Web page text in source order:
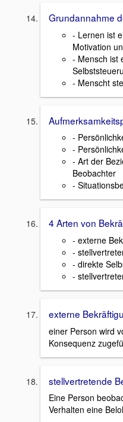
Grundannahme
- Lernen ist
Motivation
- Mensch ist
- Menscht
-
-
- Art der
Beobachter
-
4 Arten von
- externe
-
- direkte
-
externe
einer Person wird
Konsequenz
stellvertretende
Eine Person
Verhalten eine